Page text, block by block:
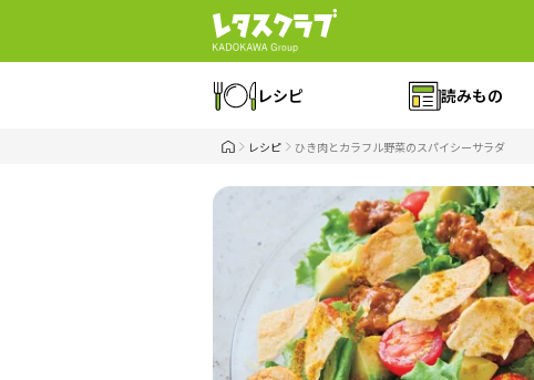
レシピ 読みもの
レシピ ひき肉とカラフル野菜のスパイシーサラダ